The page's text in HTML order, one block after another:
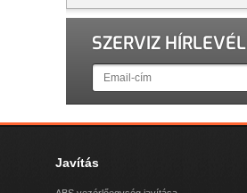
SZERVIZ HÍRLEVÉL
Javítás